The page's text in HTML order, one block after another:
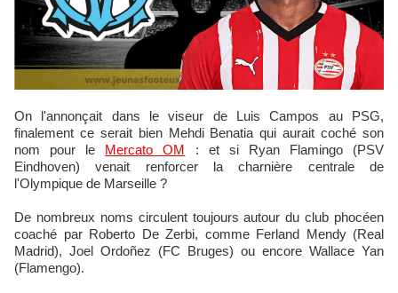
On l'annonçait dans le viseur de Luis Campos au PSG,
finalement ce serait bien Mehdi Benatia qui aurait coché son
nom pour le Mercato OM : et si Ryan Flamingo (PSV
Eindhoven) venait renforcer la charnière centrale de
l'Olympique de Marseille ?
De nombreux noms circulent toujours autour du club phocéen
coaché par Roberto De Zerbi, comme Ferland Mendy (Real
Madrid), Joel Ordoñez (FC Bruges) ou encore Wallace Yan
(Flamengo).